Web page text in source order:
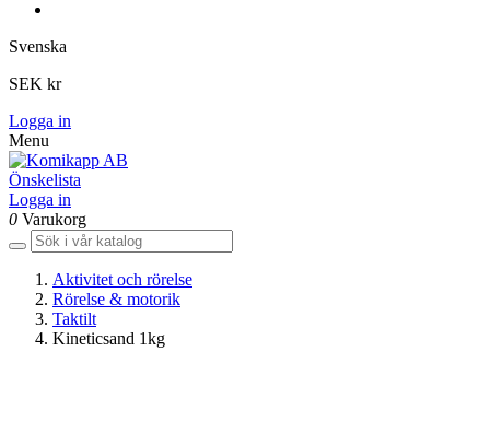
Svenska
SEK kr
Logga in
Menu
Önskelista
Logga in
0 Varukorg
Aktivitet och rörelse
Rörelse & motorik
Taktilt
Kineticsand 1kg